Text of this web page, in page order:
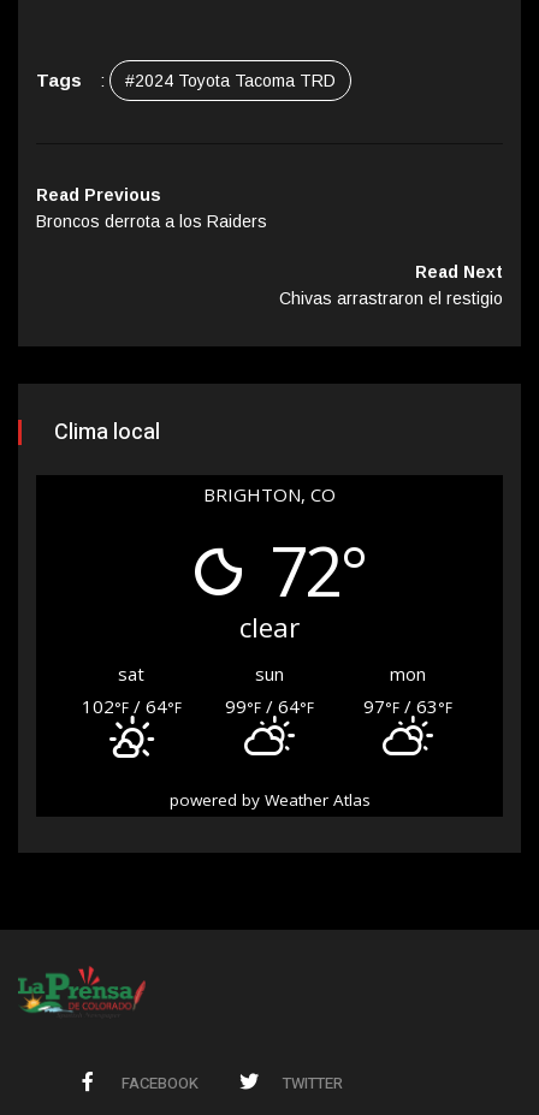
Tags : #2024 Toyota Tacoma TRD
Read Previous
Broncos derrota a los Raiders
Read Next
Chivas arrastraron el restigio
Clima local
BRIGHTON, CO
72°
clear
sat sun
mon
102°F/ 64°F 99°F/ 64°F 97°F/ 63°F
powered by Weather Atlas
FACEBOOK TWITTER